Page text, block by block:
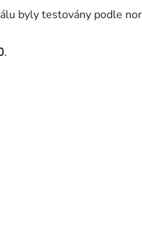
byly testovány podle
.